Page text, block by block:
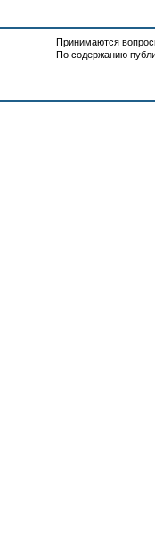
Принимаются
По содержанию